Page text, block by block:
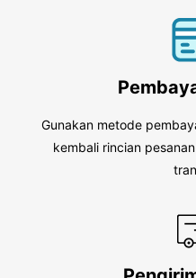
Gunakan metode
kembali rincian